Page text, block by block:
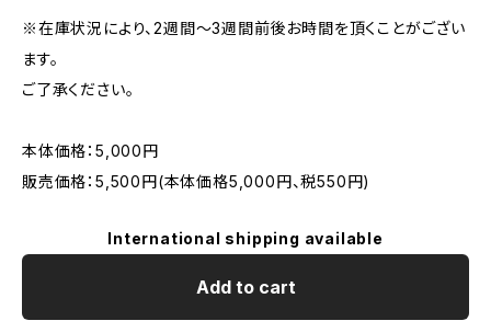
※在庫状況により、2週間〜3週間前後お時間を頂くことがござい
ます。
ご了承ください。
本体価格：5,000円
販売価格：5,500円(本体価格5,000円、税550円)
International shipping available
Add to cart